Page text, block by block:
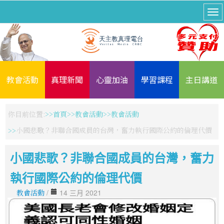
教會活動 真理新聞 心靈加油 學習課程 主日講道
你目前位置: 首頁 教會活動
教會活動
小國悲歌？非聯合國成員的台灣，奮力執行國際公約的倫理代價
小國悲歌？非聯合國成員的台灣，奮力
執行國際公約的倫理代價
教會活動 / 14 三月 2021